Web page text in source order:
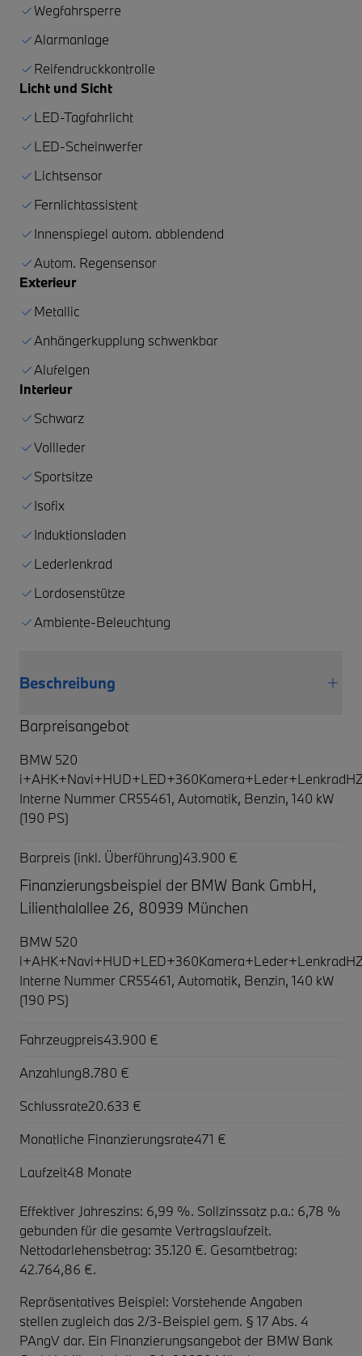
Wegfahrsperre
Alarmanlage
Reifendruckkontrolle
Licht und Sicht
LED-Tagfahrlicht
LED-Scheinwerfer
Lichtsensor
Fernlichtassistent
Innenspiegel autom. abblendend
Autom. Regensensor
Exterieur
Metallic
Anhängerkupplung schwenkbar
Alufelgen
Interieur
Schwarz
Vollleder
Sportsitze
Isofix
Induktionsladen
Lederlenkrad
Lordosenstütze
Ambiente-Beleuchtung
Beschreibung
Barpreisangebot
BMW 520
Interne Nummer CR55461, Automatik, Benzin, 140 kW
(190 PS)
Barpreis (inkl. Überführung)43.900 €
Finanzierungsbeispiel der BMW Bank GmbH,
Lilienthalallee 26, 80939 München
BMW 520
Interne Nummer CR55461, Automatik, Benzin, 140 kW
(190 PS)
Fahrzeugpreis43.900 €
Anzahlung8.780 €
Schlussrate20.633 €
Monatliche Finanzierungsrate471 €
Laufzeit48 Monate
Effektiver Jahreszins: 6,99 %. Sollzinssatz p.a.: 6,78 %
gebunden für die gesamte Vertragslaufzeit.
Nettodarlehensbetrag: 35.120 €. Gesamtbetrag:
42.764,86 €.
Repräsentatives Beispiel: Vorstehende Angaben
stellen zugleich das 2/3-Beispiel gem. § 17 Abs. 4
PAngV dar. Ein Finanzierungsangebot der BMW Bank